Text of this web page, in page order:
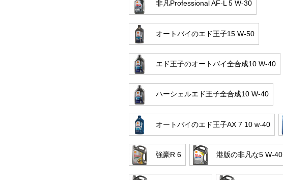
非凡Professional AF-L 5 W-30
オートバイのエド王子15 W-50
エド王子のオートバイ全合成10 W-40
ハーシェルエド王子全合成10 W-40
オートバイのエド王子AX 7 10 w-40
強豪R 6 港版の非凡な5 W-40